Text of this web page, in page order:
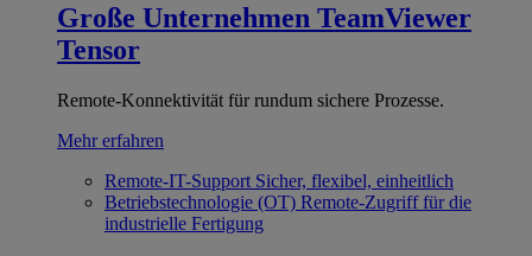
Große Unternehmen TeamViewer
Tensor
Remote-Konnektivität für rundum sichere Prozesse.
Mehr erfahren
Remote-IT-Support Sicher, flexibel, einheitlich
Betriebstechnologie (OT) Remote-Zugriff für die
industrielle Fertigung